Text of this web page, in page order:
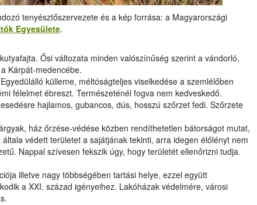
tenyésztőszervezete és a kép forrása: a Magyarországi
Egyesülete.
Ősi változata minden valószínűség szerint a vándorló,
Kárpát-medencébe.
külleme, méltóságteljes viselkedése a szemlélőben
félelmet ébreszt. Természeténél fogva nem kedveskedő.
hajlamos, gubancos, dús, hosszú szőrzet fedi. Szőrzete
ház őrzése-védése közben rendíthetetlen bátorságot mutat,
védett területet a sajátjának tekinti, arra idegen élőlényt nem
Nappal szívesen fekszik úgy, hogy területét ellenőrizni tudja.
illetve nagy többségében tartási helye, ezzel együtt
a XXI. század igényeihez. Lakóházak védelmére, városi